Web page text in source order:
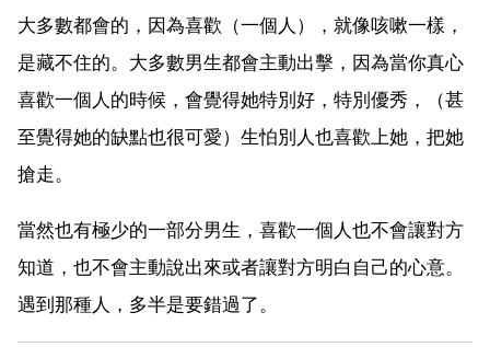
大多數都會的，因為喜歡（一個人），就像咳嗽一樣，
是藏不住的。大多數男生都會主動出擊，因為當你真心
喜歡一個人的時候，會覺得她特別好，特別優秀，（甚
至覺得她的缺點也很可愛）生怕別人也喜歡上她，把她
搶走。
當然也有極少的一部分男生，喜歡一個人也不會讓對方
知道，也不會主動說出來或者讓對方明白自己的心意。
遇到那種人，多半是要錯過了。